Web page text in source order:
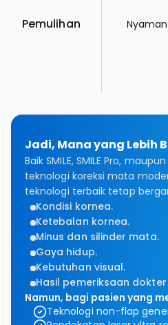
Pemulihan Nyaman
Jadi, Mana yang Lebih
Baik SMILE, SMILE Pro,
teknologi koreksi mata
teknologi terbaik tetap
Kondisi kornea.
Ketebalan kornea.
Minus dan silinder mata.
Gaya hidup.
Kebutuhan visual.
Hasil pemeriksaan
Namun, bagi pasien yang
Teknologi non-flap